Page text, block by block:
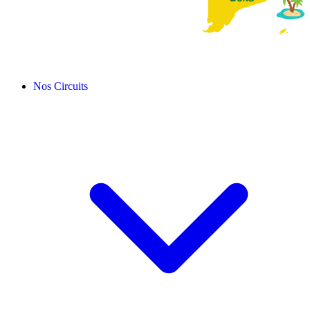
Nos Circuits